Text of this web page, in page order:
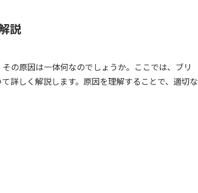
説
の原因は一体何なのでしょうか。ここでは、ブリ
詳しく解説します。原因を理解することで、適切な